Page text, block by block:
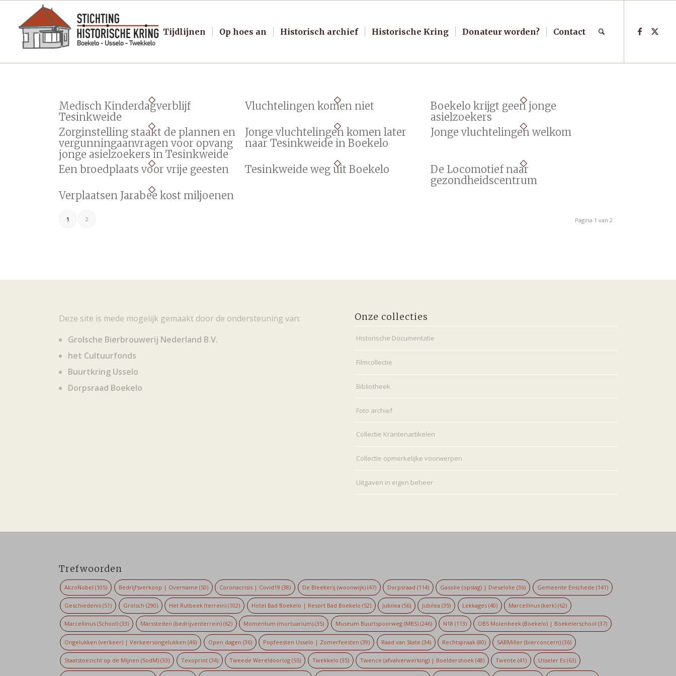
Tijdlijnen Op hoes an Historisch archief Historische Kring Donateur worden? Contact
Medisch Kinderdagverblijf
Tesinkweide
Vluchtelingen komen niet
Boekelo krijgt geen jonge
asielzoekers
Zorginstelling staakt de plannen en
vergunningaanvragen voor opvang
jonge asielzoekers in Tesinkweide
Jonge vluchtelingen komen later
naar Tesinkweide in Boekelo
Jonge vluchtelingen welkom
Een broedplaats voor vrije geesten Tesinkweide weg uit Boekelo
De Locomotief naar
gezondheidscentrum
Verplaatsen Jarabee kost miljoenen
Pagina 1 van 2
1 2
Deze site is mede mogelijk gemaakt door de ondersteuning van:
Grolsche Bierbrouwerij Nederland B.V.
het Cultuurfonds
Buurtkring Usselo
Dorpsraad Boekelo
Onze collecties
Historische Documentatie
Filmcollectie
Bibliotheek
Foto archief
Collectie Krantenartikelen
Collectie opmerkelijke voorwerpen
Uitgaven in eigen beheer
Trefwoorden
AkzoNobel (105) Bedrijfsverkoop | Overname (50) Coronacrisis | Covid19 (38) De Bleekerij (woonwijk)(47) Dorpsraad (114) Gasolie (opslag) | Dieselolie (36) Gemeente Enschede (141)
Geschiedenis (51) Grolsch (290) Het Rutbeek (terrein) (102) Hotel Bad Boekelo | Resort Bad Boekelo (52) Jubilea (56) Jubilea (35) Lekkages(40) Marcellinus (kerk) (62)
Marcellinus (School) (33) Marssteden (bedrijventerrein)(62) Momentum (mortuarium) (35) Museum Buurtspoorweg (MBS)(246) N18 (113) OBS Molenbeek (Boekelo) | Boekelerschool (37)
Ongelukken (verkeer) | Verkeersongelukken (46) Open dagen (36) Popfeesten Usselo | Zomerfeesten (39) Raad van State (34) Rechtspraak(80) SABMiller (bierconcern) (36)
Staatstoezicht op de Mijnen (SodM) (33) Texoprint(34) Tweede Wereldoorlog (55) Twekkelo (35) Twence (afvalverwerking) | Boeldershoek(48) Twente (41) Usseler Es(63)